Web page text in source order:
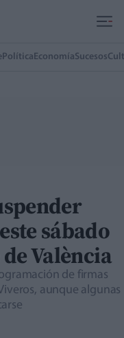
Política EconomíaSucesos
sábado
València
de firmas
aunque algunas